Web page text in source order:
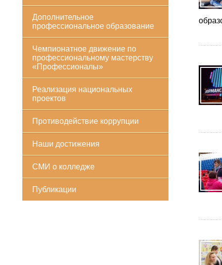
Дополнительное
профессиональное образование
Чемпионатное движение по
профессиональному мастерству
«Профессионалы»
Реализация национальных
проектов
Противодействие коррупции
Наши достижения
СМИ о колледже
Публикации